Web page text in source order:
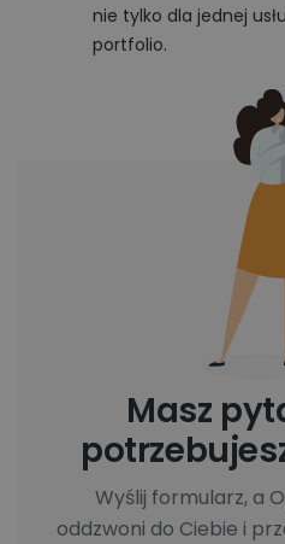
nie tylko dla jednej
portfolio.
Masz
Wyślij formularz, a
oddzwoni do Ciebie i